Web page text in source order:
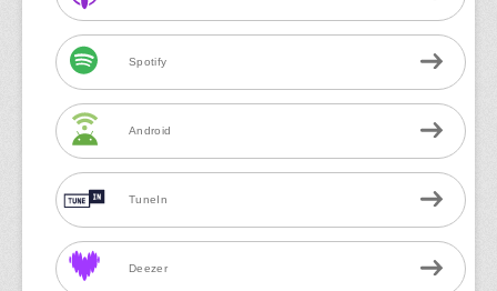
Spotify
Android
TuneIn
Deezer